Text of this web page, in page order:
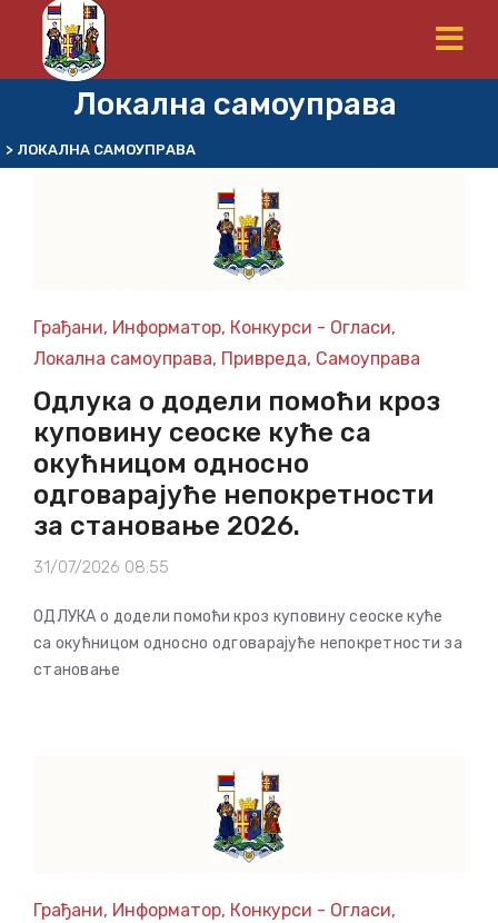
Локална самоуправа
> ЛОКАЛНА САМОУПРАВА
Грађани, Информатор, Конкурси - Огласи,
Локална самоуправа, Привреда, Самоуправа
Одлука о додели помоћи кроз
куповину сеоске куће са
окућницом односно
одговарајуће непокретности
за становање 2026.
31/07/2026 08:55
ОДЛУКА о додели помоћи кроз куповину сеоске куће
са окућницом односно одговарајуће непокретности за
становање
Грађани, Информатор, Конкурси - Огласи,